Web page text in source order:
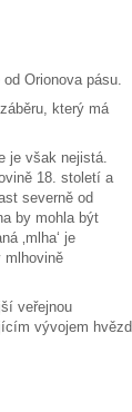
Orionova pásu.
který má
je však nejistá.
18. století a
severně od
by mohla být
‚mlha‘ je
mlhovině
veřejnou
vývojem hvězd